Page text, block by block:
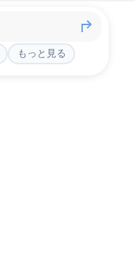
もっと見る